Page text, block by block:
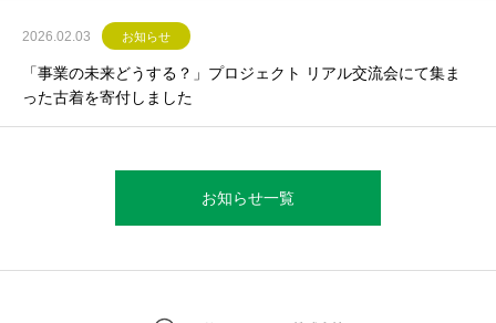
2026.02.03 お知らせ
「事業の未来どうする？」プロジェクト リアル交流会にて集ま
った古着を寄付しました
お知らせ一覧